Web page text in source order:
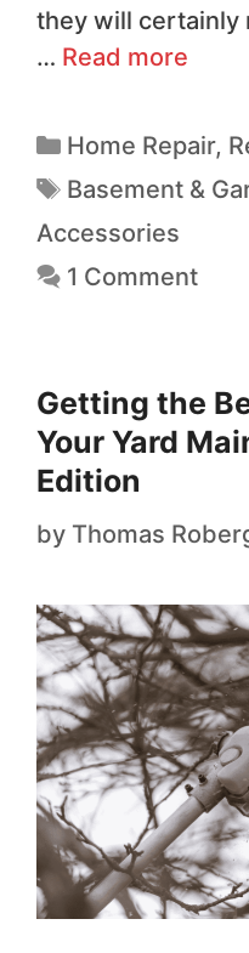
they will certainly
… Read more
Home Repair,
Basement &
Accessories
1 Comment
Getting the
Your Yard
Edition
by Thomas